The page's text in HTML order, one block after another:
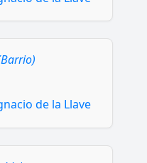
de la Llave